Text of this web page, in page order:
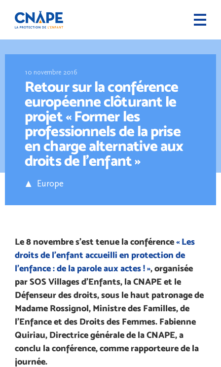
10 novembre 2016
Retour sur la conférence
européenne clôturant le
projet « Former les
professionnels de la prise
en charge alternative aux
droits de l’enfant »
Europe
Le 8 novembre s’est tenue la conférence« Les
droits de l’enfant accueilli en protection de
l’enfance : de la parole aux actes ! », organisée
par SOS Villages d’Enfants, la CNAPE et le
Défenseur des droits, sous le haut patronage de
Madame Rossignol, Ministre des Familles, de
l’Enfance et des Droits des Femmes. Fabienne
Quiriau, Directrice générale de la CNAPE, a
conclu la conférence, comme rapporteure de la
journée.